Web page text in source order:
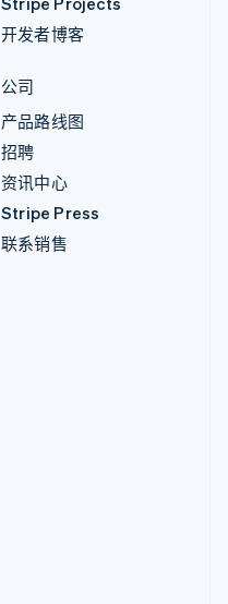
开发者博客
公司
产品路线图
招聘
资讯中心
Stripe Press
联系销售